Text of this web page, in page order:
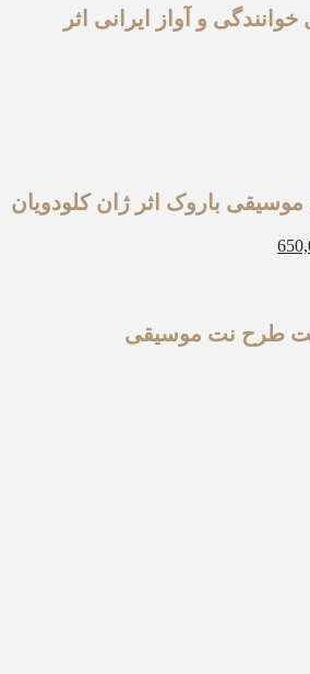
و آواز ایرانی اثر
موسیقی باروک اثر ژان کلودویان
طرح نت موسیقی